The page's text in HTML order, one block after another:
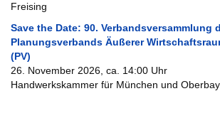
Freising
Save the Date: 90. Verbandsversammlung
Planungsverbands Äußerer
(PV)
26. November 2026, ca. 14:00 Uhr
Handwerkskammer für München und